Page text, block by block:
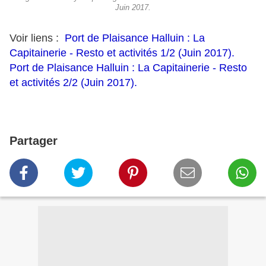
Juin 2017.
Voir liens : Port de Plaisance Halluin : La
Capitainerie - Resto et activités 1/2 (Juin 2017).
Port de Plaisance Halluin : La Capitainerie - Resto
et activités 2/2 (Juin 2017).
Partager